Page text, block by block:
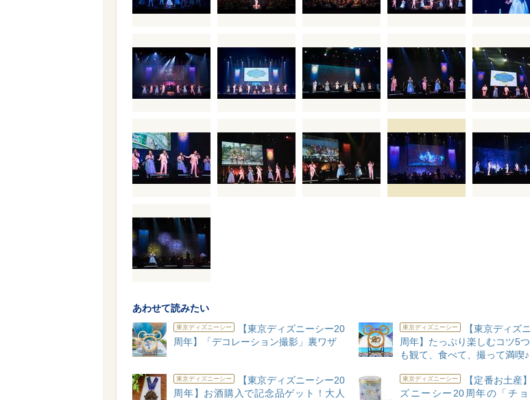
あわせて読みたい
東京ディズニーシー
【東京ディズニーシー20
周年】「デコレーション撮影」裏ワザ
東京ディズニーシー
【東京ディズ
周年】たっぷり楽しむコツ5
も観て、食べて、撮って満喫♪
東京ディズニーシー
【東京ディズニーシー20
周年】お酒購入で記念品ゲット！大人
東京ディズニーシー
【定番お土産
ズニーシー20周年の「チ